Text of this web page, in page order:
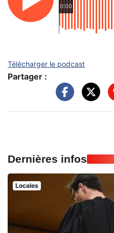
0:00
Télécharger le podcast
Partager :
Dernières infos
Locales